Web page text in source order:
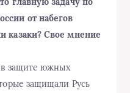
от набегов
казаки? Свое мнение
в защите южных
защищали Русь